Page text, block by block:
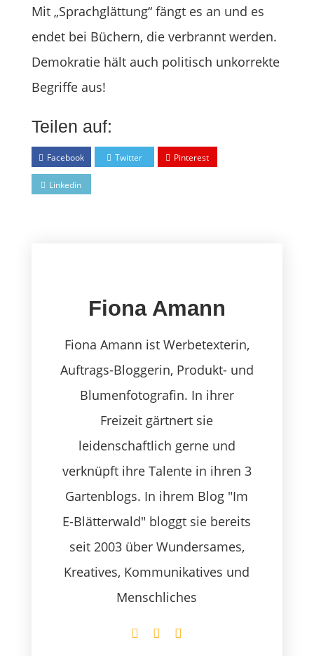
Mit „Sprachglättung“ fängt es an und es
endet bei Büchern, die verbrannt werden.
Demokratie hält auch politisch unkorrekte
Begriffe aus!
Teilen auf:
Facebook Twitter Pinterest
Linkedin
Fiona Amann
Fiona Amann ist Werbetexterin,
Auftrags-Bloggerin, Produkt- und
Blumenfotografin. In ihrer
Freizeit gärtnert sie
leidenschaftlich gerne und
verknüpft ihre Talente in ihren 3
Gartenblogs. In ihrem Blog "Im
E-Blätterwald" bloggt sie bereits
seit 2003 über Wundersames,
Kreatives, Kommunikatives und
Menschliches